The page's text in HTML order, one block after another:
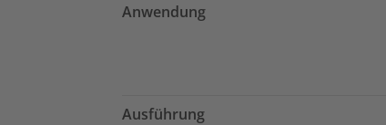
Anwendung
Ausführung